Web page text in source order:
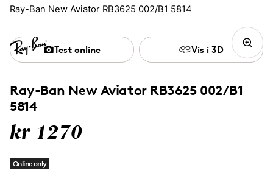
Ray-Ban New Aviator RB3625 002/B1 5814
Ray-Ban New Aviator RB3625 002/B1
5814
kr 1270
Online only
Test online Vis i 3D